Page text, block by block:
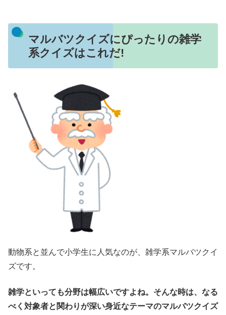
マルバツクイズにぴったりの雑学
系クイズはこれだ!
動物系と並んで小学生に人気なのが、雑学系マルバツクイ
ズです。
雑学といっても分野は幅広いですよね。そんな時は、なる
べく対象者と関わりが深い身近なテーマのマルバツクイズ